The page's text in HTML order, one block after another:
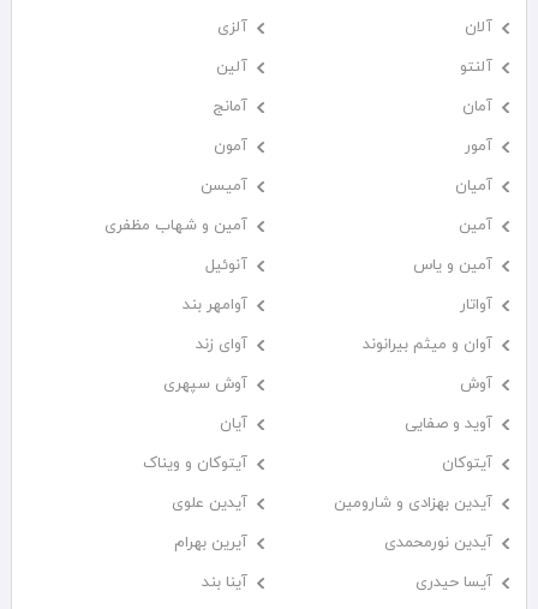
آلان
آلزی
آلنتو
آلین
آمان
آمانج
آمور
آمون
آمیان
آمیسن
آمین
آمین و شهاب مظفری
آمین و یاس
آنوئیل
آواتار
آوامهر بند
آوان و میثم بیرانوند
آوای زند
آوش
آوش سپهری
آوید و صفایی
آیان
آیتوکان
آیتوکان و ویناک
آیدین بهزادی و شارومین
آیدین علوی
آیدین نورمحمدی
آیرین بهرام
آیسا حیدری
آینا بند